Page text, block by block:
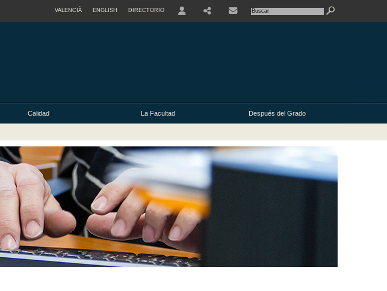
VALENCIÀ ENGLISH DIRECTORIO
Calidad La Facultad Después del Grado